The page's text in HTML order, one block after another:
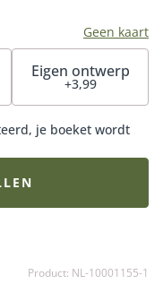
liefdevolle
Liefdevol
door de lokale
dagverse
Geen kaart
Eigen ontwerp
+3,99
je boeket wordt
Product: NL-10001155-1